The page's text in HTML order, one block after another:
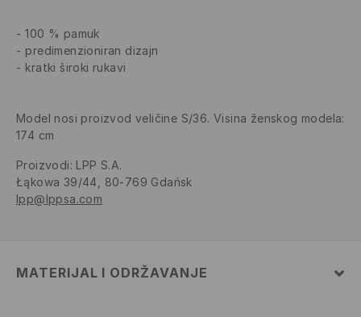
100 % pamuk
predimenzioniran dizajn
kratki široki rukavi
Model nosi proizvod veličine S/36. Visina ženskog modela:
174 cm
Proizvodi: LPP S.A.
Łąkowa 39/44, 80-769 Gdańsk
lpp@lppsa.com
MATERIJAL I ODRŽAVANJE